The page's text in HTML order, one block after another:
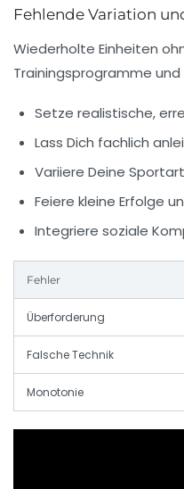
Fehlende Variation
Wiederholte Einheiten
Trainingsprogramme
Setze realistische,
Lass Dich fachlich
Variiere Deine
Feiere kleine Erfolge
Integriere soziale
Fehler
Überforderung
Falsche Technik
Monotonie